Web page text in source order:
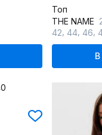
Топ
THE NAME
42 44 46
В